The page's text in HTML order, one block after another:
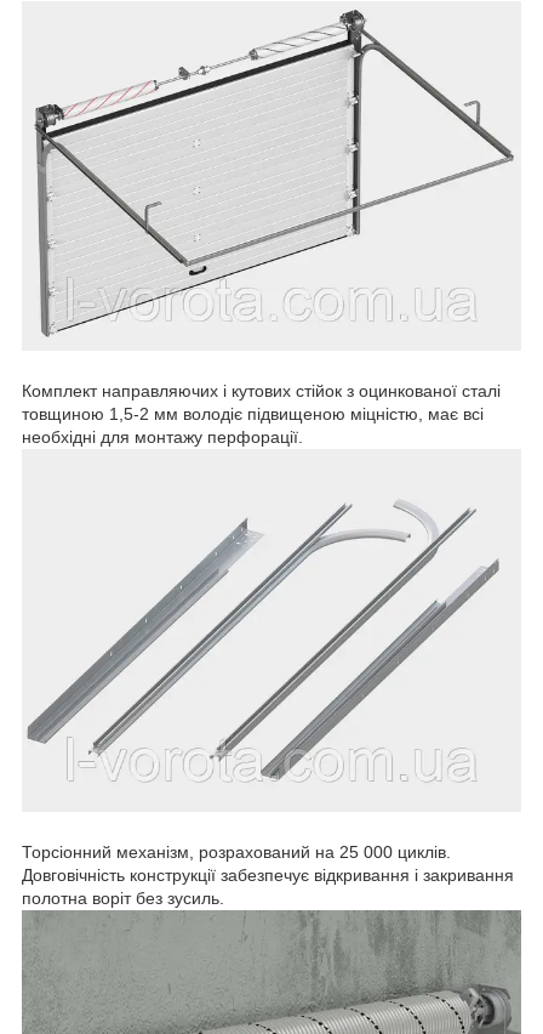
Комплект направляючих і кутових стійок з оцинкованої сталі
товщиною 1,5-2 мм володіє підвищеною міцністю, має всі
необхідні для монтажу перфорації.
Торсіонний механізм, розрахований на 25 000 циклів.
Довговічність конструкції забезпечує відкривання і закривання
полотна воріт без зусиль.